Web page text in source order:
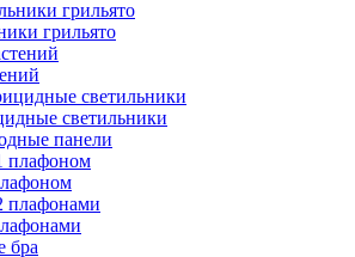
грильято
светильники
панели